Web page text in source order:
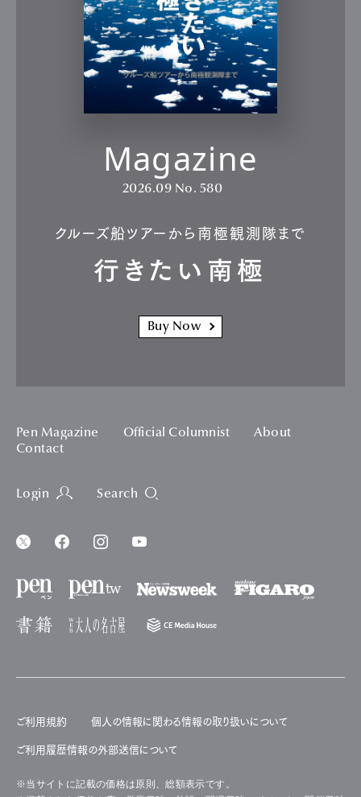
Magazine
2026.09 No. 580
クルーズ船ツアーから南極観測隊まで
行きたい南極
Buy Now
Pen Magazine Official Columnist
About
Contact
Login Search
ご利用規約 個人の情報に関わる情報の取り扱いについて
ご利用履歴情報の外部送信について
※当サイトに記載の価格は原則、総額表示です。